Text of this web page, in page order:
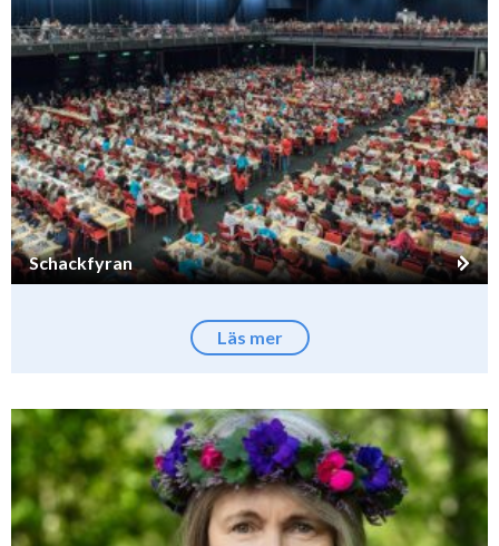
Schackfyran
Läs mer